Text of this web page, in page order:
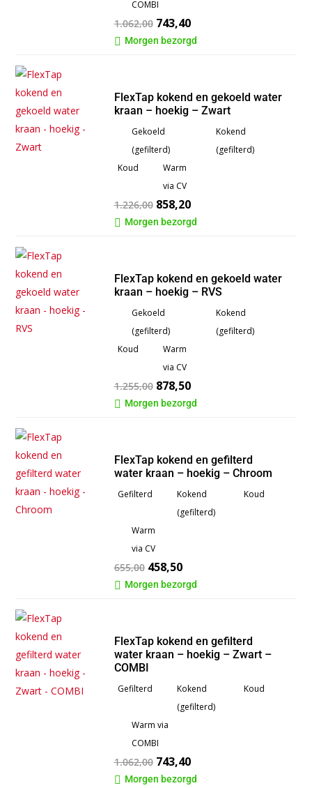
COMBI
1.062,00 743,40
 Morgen bezorgd
FlexTap kokend en gekoeld water
kraan – hoekig – Zwart
Gekoeld
(gefilterd)
Kokend
(gefilterd)
Koud
Warm
via CV
1.226,00 858,20
 Morgen bezorgd
FlexTap kokend en gekoeld water
kraan – hoekig – RVS
Gekoeld
(gefilterd)
Kokend
(gefilterd)
Koud
Warm
via CV
1.255,00 878,50
 Morgen bezorgd
FlexTap kokend en gefilterd
water kraan – hoekig – Chroom
Gefilterd
Kokend
(gefilterd)
Koud
Warm
via CV
655,00 458,50
 Morgen bezorgd
FlexTap kokend en gefilterd
water kraan – hoekig – Zwart –
COMBI
Gefilterd
Kokend
(gefilterd)
Koud
Warm via
COMBI
1.062,00 743,40
 Morgen bezorgd